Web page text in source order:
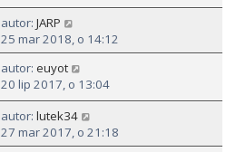
autor: JARP
25 mar 2018, o 14:12
autor: euyot
20 lip 2017, o 13:04
autor: lutek34
27 mar 2017, o 21:18